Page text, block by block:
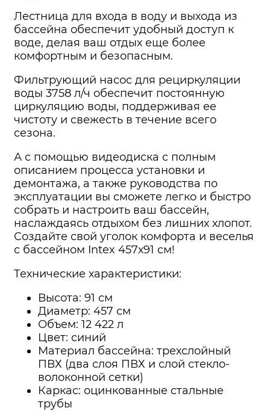
Лестница для входа в воду и выхода из
бассейна обеспечит удобный доступ к
воде, делая ваш отдых еще более
комфортным и безопасным.
Фильтрующий насос для рециркуляции
воды 3758 л/ч обеспечит постоянную
циркуляцию воды, поддерживая ее
чистоту и свежесть в течение всего
сезона.
А с помощью видеодиска с полным
описанием процесса установки и
демонтажа, а также руководства по
эксплуатации вы сможете легко и быстро
собрать и настроить ваш бассейн,
наслаждаясь отдыхом без лишних хлопот.
Создайте свой уголок комфорта и веселья
с бассейном Intex 457х91 см!
Технические характеристики:
Высота: 91 см
Диаметр: 457 см
Объем: 12 422 л
Цвет: синий
Материал бассейна: трехслойный
ПВХ (два слоя ПВХ и слой стекло-
волоконной сетки)
Каркас: оцинкованные стальные
трубы